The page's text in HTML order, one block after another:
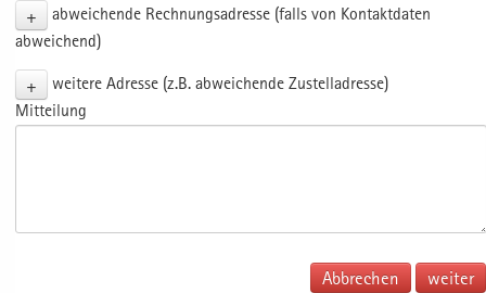
+
abweichende Rechnungsadresse (falls von Kontaktdaten
abweichend)
+
weitere Adresse (z.B. abweichende Zustelladresse)
Mitteilung
Abbrechen